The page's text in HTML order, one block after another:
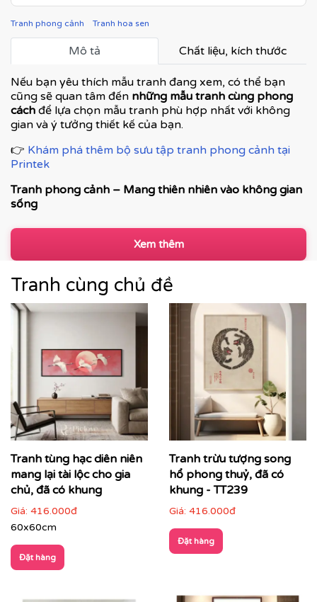
Tranh phong cảnh Tranh hoa sen
Mô tả Chất liệu, kích thước
Nếu bạn yêu thích mẫu tranh đang xem, có thể bạn
cũng sẽ quan tâm đến những mẫu tranh cùng phong
cách để lựa chọn mẫu tranh phù hợp nhất với không
gian và ý tưởng thiết kế của bạn.
👉 Khám phá thêm bộ sưu tập tranh phong cảnh tại
Printek
Tranh phong cảnh – Mang thiên nhiên vào không gian
sống
Tranh phong cảnh là dòng tranh trang trí được ưa
chuộng nhờ khả năng tái hiện vẻ đẹp của thiên nhiên,
tạo cảm giác thư thái, rộng mở và cân bằng cảm xúc. Từ
thiên nhiên trừu tượng, mỗi bức tranh không chỉ làm
đẹp không gian mà còn góp phần nâng tầm thẩm mỹ
tổng thể.
Xem thêm
Tranh cùng chủ đề
Tranh tùng hạc diên niên
mang lại tài lộc cho gia
chủ, đã có khung
Giá: 416.000đ
60x60cm
Đặt hàng
Tranh trừu tượng song
hổ phong thuỷ, đã có
khung - TT239
Giá: 416.000đ
Đặt hàng